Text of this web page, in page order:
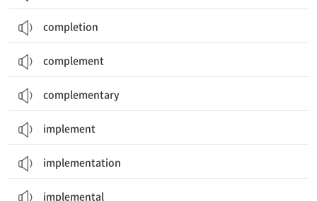
completion
complement
complementary
implement
implementation
implemental